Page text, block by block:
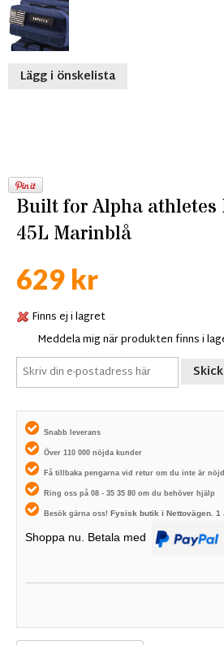
Lägg i önskelista
Built for Alpha athletes
45L Marinblå
629 kr
Finns ej i lagret
Meddela mig när produkten finns i
Snabb leverans
Över 110 000 nöjda kunder
Få tillbaka pengarna vid retur om du inte är nöjd
Ring oss på 08 - 35 35 80 om du behöver hjälp
Besök gärna oss! Fysisk butik i Nettovägen. 1
Shoppa nu. Betala med